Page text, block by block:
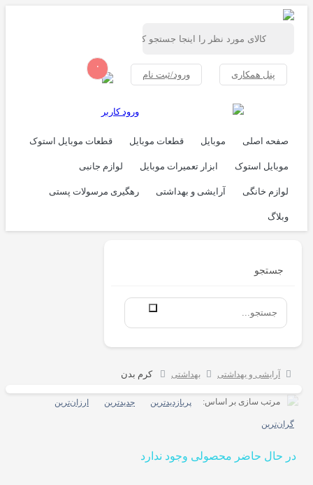
پنل همکاری ورود/ثبت نام
۰
ورود کاربر
صفحه اصلی موبایل قطعات موبایل قطعات موبایل استوک
موبایل استوک ابزار تعمیرات موبایل لوازم جانبی
لوازم خانگی آرایشی و بهداشتی رهگیری مرسولات پستی
وبلاگ
جستجو
آرایشی و بهداشتی بهداشتی کرم بدن
مرتب سازی بر اساس: پربازدیدترین جدیدترین ارزان‌ترین
گران‌ترین
در حال حاضر محصولی وجود ندارد